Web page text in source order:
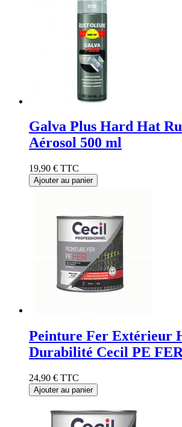
Galva Plus Hard Hat
Aérosol 500 ml
19,90 € TTC
Ajouter au panier
Peinture Fer Extérieur
Durabilité Cecil PE
24,90 € TTC
Ajouter au panier